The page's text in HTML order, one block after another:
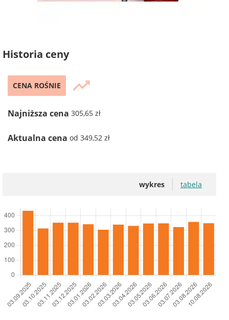
Historia ceny
CENA ROŚNIE trending_up
Najniższa cena 305,65 zł
Aktualna cena od 349,52 zł
wykres tabela